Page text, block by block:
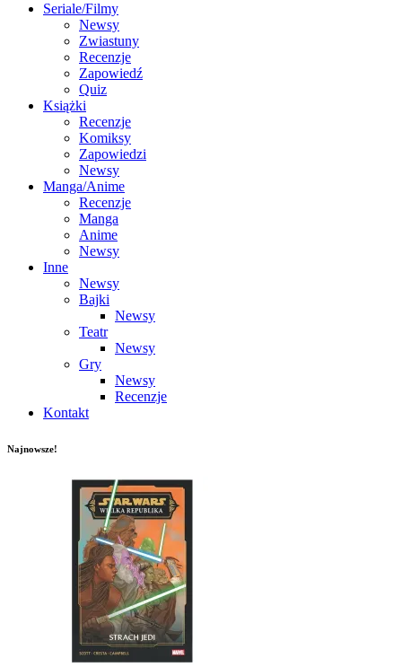
Seriale/Filmy
Newsy
Zwiastuny
Recenzje
Zapowiedź
Quiz
Książki
Recenzje
Komiksy
Zapowiedzi
Newsy
Manga/Anime
Recenzje
Manga
Anime
Newsy
Inne
Newsy
Bajki
Newsy
Teatr
Newsy
Gry
Newsy
Recenzje
Kontakt
Najnowsze!